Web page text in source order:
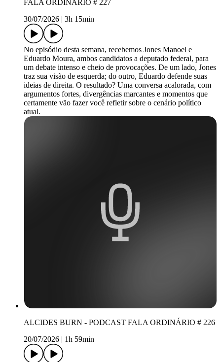
FALA ORDINÁRIO # 227
30/07/2026 | 3h 15min
No episódio desta semana, recebemos Jones Manoel e
Eduardo Moura, ambos candidatos a deputado federal, para
um debate intenso e cheio de provocações. De um lado, Jones
traz sua visão de esquerda; do outro, Eduardo defende suas
ideias de direita. O resultado? Uma conversa acalorada, com
argumentos fortes, divergências marcantes e momentos que
certamente vão fazer você refletir sobre o cenário político
atual.
ALCIDES BURN - PODCAST FALA ORDINÁRIO # 226
20/07/2026 | 1h 59min